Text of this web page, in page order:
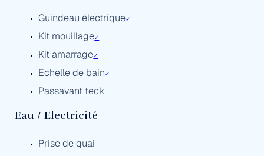
Guindeau électrique✓
Kit mouillage✓
Kit amarrage✓
Echelle de bain✓
Passavant teck
Eau / Electricité
Prise de quai